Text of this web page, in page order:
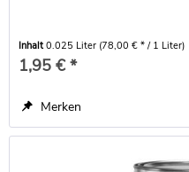
Inhalt0.025 Liter (78,00 € * / 1 Liter)
1,95 € *
Merken